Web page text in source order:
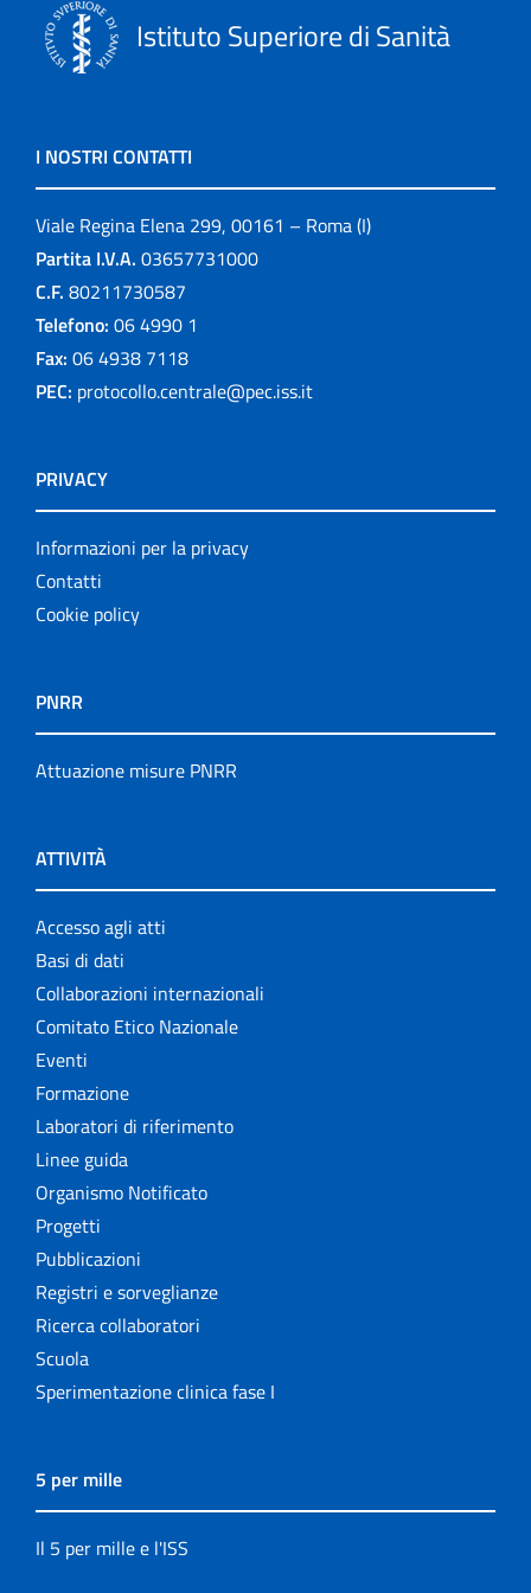
Istituto Superiore di Sanità
I NOSTRI CONTATTI
Viale Regina Elena 299, 00161 – Roma (I)
Partita I.V.A. 03657731000
C.F. 80211730587
Telefono: 06 4990 1
Fax: 06 4938 7118
PEC: protocollo.centrale@pec.iss.it
PRIVACY
Informazioni per la privacy
Contatti
Cookie policy
PNRR
Attuazione misure PNRR
ATTIVITÀ
Accesso agli atti
Basi di dati
Collaborazioni internazionali
Comitato Etico Nazionale
Eventi
Formazione
Laboratori di riferimento
Linee guida
Organismo Notificato
Progetti
Pubblicazioni
Registri e sorveglianze
Ricerca collaboratori
Scuola
Sperimentazione clinica fase I
5 per mille
Il 5 per mille e l'ISS